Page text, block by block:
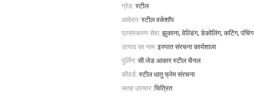
ग्रेड: स्टील
आवेदन: स्टील वर्कशॉप
प्रसंस्करण सेवा: झुकाना, वेल्डिंग, डेकोलिंग, कटिंग, पंचिंग
उत्पाद का नाम: इस्पात संरचना कार्यशाला
पुर्लिन: सी.जेड आकार स्टील चैनल
कीवर्ड: स्टील धातु फ्रेम संरचना
सतह उपचार: चित्रित